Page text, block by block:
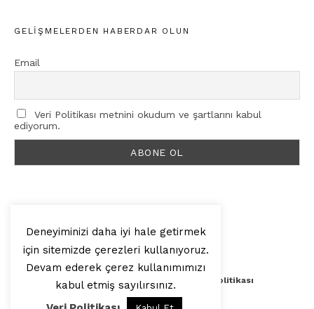
GELIŞMELERDEN HABERDAR OLUN
Email
Veri Politikası metnini okudum ve şartlarını kabul
ediyorum.
© 2025, Artilop
Künye Yazar Başvurusu Veri Politikası
Deneyiminizi daha iyi hale getirmek
için sitemizde çerezleri kullanıyoruz.
Devam ederek çerez kullanımımızı
kabul etmiş sayılırsınız.